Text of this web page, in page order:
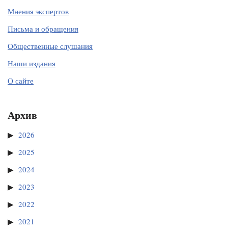
Мнения экспертов
Письма и обращения
Общественные слушания
Наши издания
О сайте
Архив
2026
2025
2024
2023
2022
2021